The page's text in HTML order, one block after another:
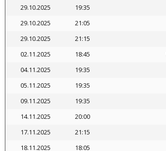
29.10.2025
19:35
29.10.2025
21:05
29.10.2025
21:15
02.11.2025
18:45
04.11.2025
19:35
05.11.2025
19:35
09.11.2025
19:35
14.11.2025
20:00
17.11.2025
21:15
18.11.2025
18:05